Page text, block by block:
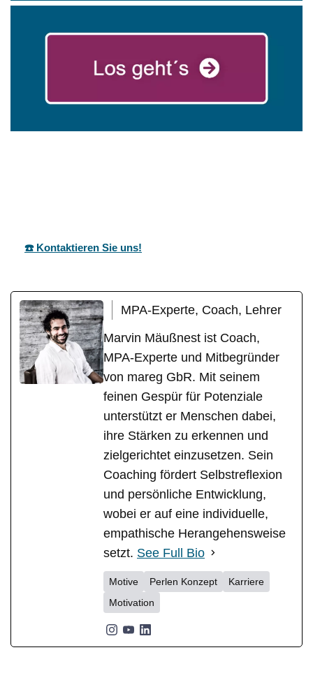
☎️ Kontaktieren Sie uns!
MPA-Experte, Coach, Lehrer
Marvin Mäußnest ist Coach,
MPA-Experte und Mitbegründer
von mareg GbR. Mit seinem
feinen Gespür für Potenziale
unterstützt er Menschen dabei,
ihre Stärken zu erkennen und
zielgerichtet einzusetzen. Sein
Coaching fördert Selbstreflexion
und persönliche Entwicklung,
wobei er auf eine individuelle,
empathische Herangehensweise
setzt. See Full Bio
Motive Perlen Konzept
Karriere
Motivation